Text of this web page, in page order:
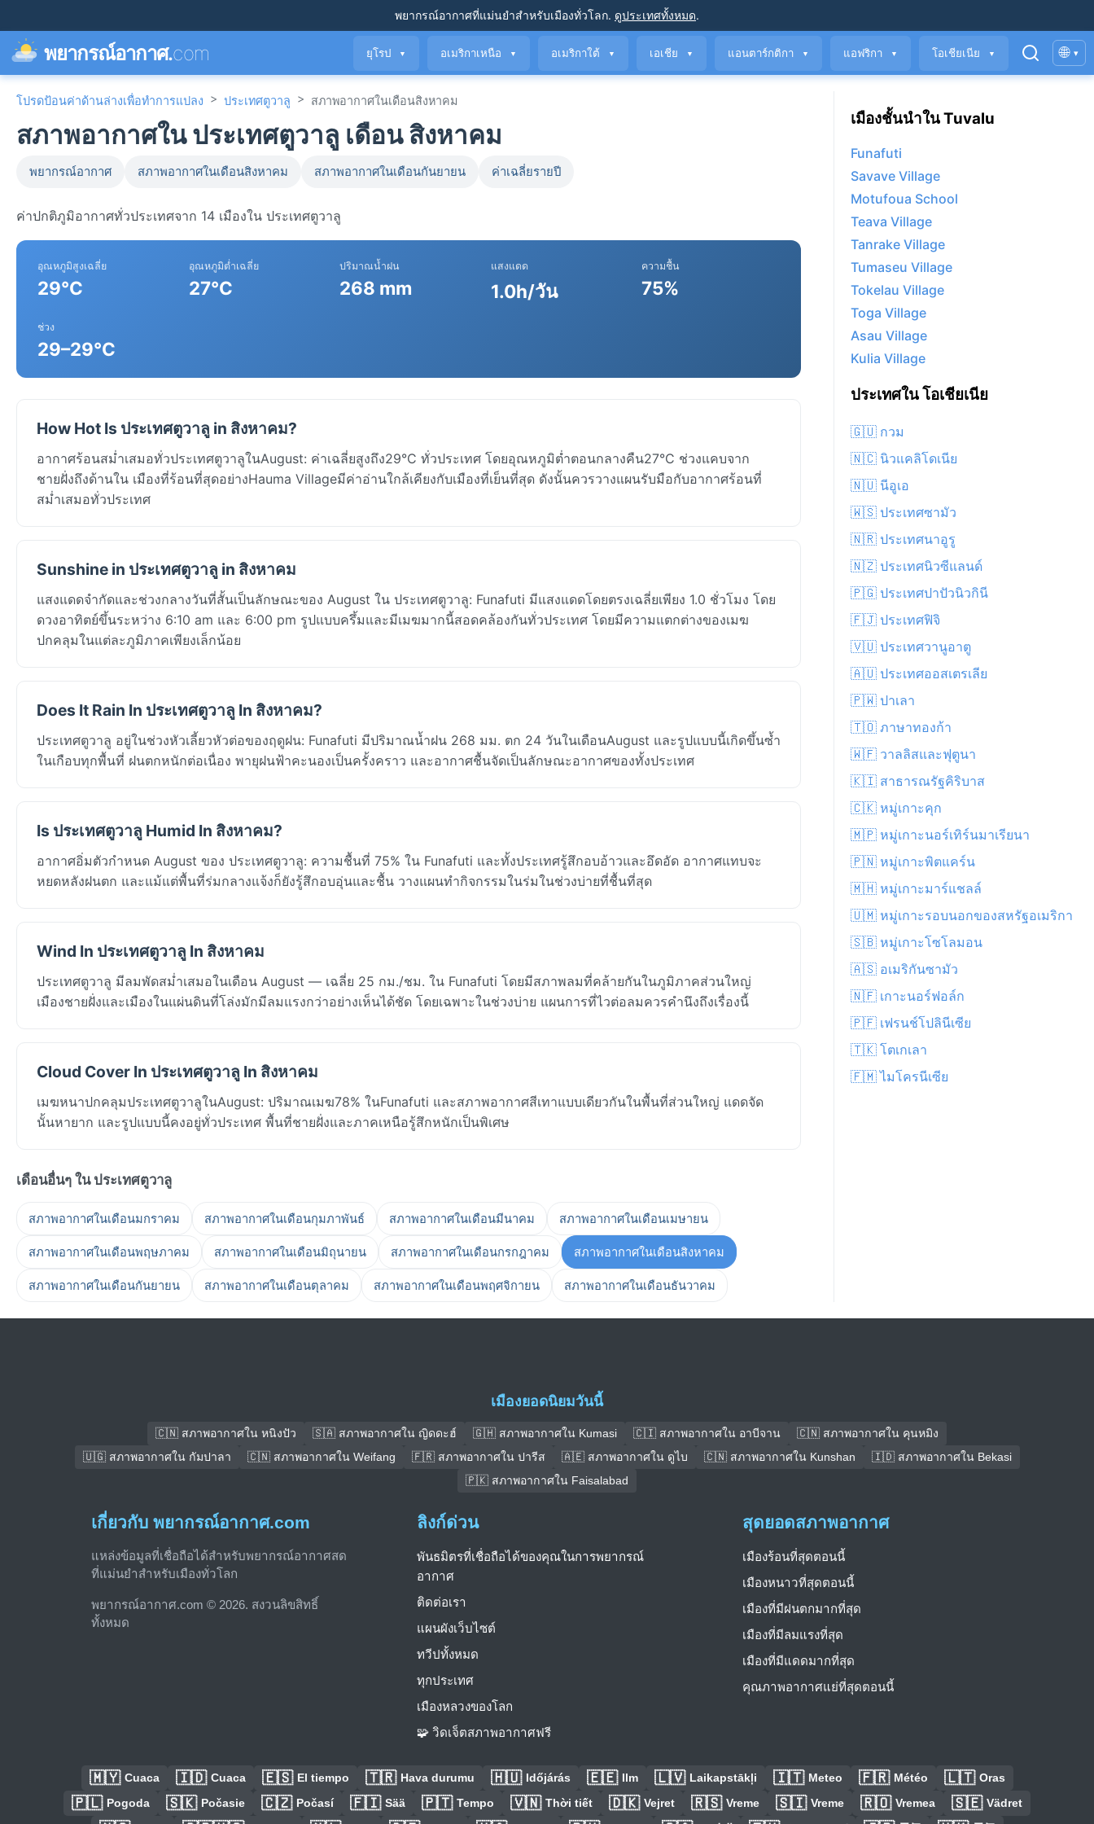
พยากรณ์อากาศที่แม่นยำสำหรับเมืองทั่วโลก. ดูประเทศทั้งหมด.
พยากรณ์อากาศ.com ยุโรป ▼ อเมริกาเหนือ ▼ อเมริกาใต้ ▼ เอเชีย ▼ แอนตาร์กติกา ▼ แอฟริกา ▼ โอเชียเนีย ▼ 🌐 ▾
โปรดป้อนค่าด้านล่างเพื่อทำการแปลง > ประเทศตูวาลู > สภาพอากาศในเดือนสิงหาคม
สภาพอากาศใน ประเทศตูวาลู เดือน สิงหาคม
พยากรณ์อากาศ สภาพอากาศในเดือนสิงหาคม สภาพอากาศในเดือนกันยายน ค่าเฉลี่ยรายปี
ค่าปกติภูมิอากาศทั่วประเทศจาก 14 เมืองใน ประเทศตูวาลู
อุณหภูมิสูงเฉลี่ย
29°C
อุณหภูมิต่ำเฉลี่ย
27°C
ปริมาณน้ำฝน
268 mm
แสงแดด
1.0h/วัน
ความชื้น
75%
ช่วง
29–29°C
How Hot Is ประเทศตูวาลู in สิงหาคม?
อากาศร้อนสม่ำเสมอทั่วประเทศตูวาลูในAugust: ค่าเฉลี่ยสูงถึง29°C ทั่วประเทศ โดยอุณหภูมิต่ำตอนกลางคืน27°C ช่วงแคบจาก
ชายฝั่งถึงด้านใน เมืองที่ร้อนที่สุดอย่างHauma Villageมีค่าอ่านใกล้เคียงกับเมืองที่เย็นที่สุด ดังนั้นควรวางแผนรับมือกับอากาศร้อนที่
สม่ำเสมอทั่วประเทศ
Sunshine in ประเทศตูวาลู in สิงหาคม
แสงแดดจำกัดและช่วงกลางวันที่สั้นเป็นลักษณะของ August ใน ประเทศตูวาลู: Funafuti มีแสงแดดโดยตรงเฉลี่ยเพียง 1.0 ชั่วโมง โดย
ดวงอาทิตย์ขึ้นระหว่าง 6:10 am และ 6:00 pm รูปแบบครึ้มและมีเมฆมากนี้สอดคล้องกันทั่วประเทศ โดยมีความแตกต่างของเมฆ
ปกคลุมในแต่ละภูมิภาคเพียงเล็กน้อย
Does It Rain In ประเทศตูวาลู In สิงหาคม?
ประเทศตูวาลู อยู่ในช่วงหัวเลี้ยวหัวต่อของฤดูฝน: Funafuti มีปริมาณน้ำฝน 268 มม. ตก 24 วันในเดือนAugust และรูปแบบนี้เกิดขึ้นซ้ำ
ในเกือบทุกพื้นที่ ฝนตกหนักต่อเนื่อง พายุฝนฟ้าคะนองเป็นครั้งคราว และอากาศชื้นจัดเป็นลักษณะอากาศของทั้งประเทศ
Is ประเทศตูวาลู Humid In สิงหาคม?
อากาศอิ่มตัวกำหนด August ของ ประเทศตูวาลู: ความชื้นที่ 75% ใน Funafuti และทั้งประเทศรู้สึกอบอ้าวและอึดอัด อากาศแทบจะ
หยดหลังฝนตก และแม้แต่พื้นที่ร่มกลางแจ้งก็ยังรู้สึกอบอุ่นและชื้น วางแผนทำกิจกรรมในร่มในช่วงบ่ายที่ชื้นที่สุด
Wind In ประเทศตูวาลู In สิงหาคม
ประเทศตูวาลู มีลมพัดสม่ำเสมอในเดือน August — เฉลี่ย 25 กม./ชม. ใน Funafuti โดยมีสภาพลมที่คล้ายกันในภูมิภาคส่วนใหญ่
เมืองชายฝั่งและเมืองในแผ่นดินที่โล่งมักมีลมแรงกว่าอย่างเห็นได้ชัด โดยเฉพาะในช่วงบ่าย แผนการที่ไวต่อลมควรคำนึงถึงเรื่องนี้
Cloud Cover In ประเทศตูวาลู In สิงหาคม
เมฆหนาปกคลุมประเทศตูวาลูในAugust: ปริมาณเมฆ78% ในFunafuti และสภาพอากาศสีเทาแบบเดียวกันในพื้นที่ส่วนใหญ่ แดดจัด
นั้นหายาก และรูปแบบนี้คงอยู่ทั่วประเทศ พื้นที่ชายฝั่งและภาคเหนือรู้สึกหนักเป็นพิเศษ
เดือนอื่นๆ ใน ประเทศตูวาลู
สภาพอากาศในเดือนมกราคม สภาพอากาศในเดือนกุมภาพันธ์ สภาพอากาศในเดือนมีนาคม สภาพอากาศในเดือนเมษายน
สภาพอากาศในเดือนพฤษภาคม สภาพอากาศในเดือนมิถุนายน สภาพอากาศในเดือนกรกฎาคม สภาพอากาศในเดือนสิงหาคม
สภาพอากาศในเดือนกันยายน สภาพอากาศในเดือนตุลาคม สภาพอากาศในเดือนพฤศจิกายน สภาพอากาศในเดือนธันวาคม
เมืองชั้นนำใน Tuvalu
Funafuti
Savave Village
Motufoua School
Teava Village
Tanrake Village
Tumaseu Village
Tokelau Village
Toga Village
Asau Village
Kulia Village
ประเทศใน โอเชียเนีย
🇬🇺 กวม
🇳🇨 นิวแคลิโดเนีย
🇳🇺 นีอูเอ
🇼🇸 ประเทศซามัว
🇳🇷 ประเทศนาอูรู
🇳🇿 ประเทศนิวซีแลนด์
🇵🇬 ประเทศปาปัวนิวกินี
🇫🇯 ประเทศฟิจิ
🇻🇺 ประเทศวานูอาตู
🇦🇺 ประเทศออสเตรเลีย
🇵🇼 ปาเลา
🇹🇴 ภาษาทองก้า
🇼🇫 วาลลิสและฟุตูนา
🇰🇮 สาธารณรัฐคิริบาส
🇨🇰 หมู่เกาะคุก
🇲🇵 หมู่เกาะนอร์เทิร์นมาเรียนา
🇵🇳 หมู่เกาะพิตแคร์น
🇲🇭 หมู่เกาะมาร์แชลล์
🇺🇲 หมู่เกาะรอบนอกของสหรัฐอเมริกา
🇸🇧 หมู่เกาะโซโลมอน
🇦🇸 อเมริกันซามัว
🇳🇫 เกาะนอร์ฟอล์ก
🇵🇫 เฟรนช์โปลินีเซีย
🇹🇰 โตเกเลา
🇫🇲 ไมโครนีเซีย
เมืองยอดนิยมวันนี้
🇨🇳 สภาพอากาศใน หนิงปัว 🇸🇦 สภาพอากาศใน ญิดดะฮ์ 🇬🇭 สภาพอากาศใน Kumasi 🇨🇮 สภาพอากาศใน อาบีจาน
🇨🇳 สภาพอากาศใน คุนหมิง
🇺🇬 สภาพอากาศใน กัมปาลา
🇨🇳 สภาพอากาศใน Weifang 🇫🇷 สภาพอากาศใน ปารีส 🇦🇪 สภาพอากาศใน ดูไบ 🇨🇳 สภาพอากาศใน Kunshan
🇮🇩 สภาพอากาศใน Bekasi
🇵🇰 สภาพอากาศใน Faisalabad
เกี่ยวกับ พยากรณ์อากาศ.com
แหล่งข้อมูลที่เชื่อถือได้สำหรับพยากรณ์อากาศสด
ที่แม่นยำสำหรับเมืองทั่วโลก
พยากรณ์อากาศ.com © 2026. สงวนลิขสิทธิ์
ทั้งหมด
ลิงก์ด่วน
พันธมิตรที่เชื่อถือได้ของคุณในการพยากรณ์
อากาศ
ติดต่อเรา
แผนผังเว็บไซต์
ทวีปทั้งหมด
ทุกประเทศ
เมืองหลวงของโลก
🧩 วิดเจ็ตสภาพอากาศฟรี
สุดยอดสภาพอากาศ
เมืองร้อนที่สุดตอนนี้
เมืองหนาวที่สุดตอนนี้
เมืองที่มีฝนตกมากที่สุด
เมืองที่มีลมแรงที่สุด
เมืองที่มีแดดมากที่สุด
คุณภาพอากาศแย่ที่สุดตอนนี้
🇲🇾 Cuaca 🇮🇩 Cuaca 🇪🇸 El tiempo 🇹🇷 Hava durumu 🇭🇺 Időjárás 🇪🇪 Ilm 🇱🇻 Laikapstākļi 🇮🇹 Meteo 🇫🇷 Météo 🇱🇹 Oras
🇵🇱 Pogoda 🇸🇰 Počasie 🇨🇿 Počasí 🇫🇮 Sää 🇵🇹 Tempo 🇻🇳 Thời tiết 🇩🇰 Vejret 🇷🇸 Vreme 🇸🇮 Vreme 🇷🇴 Vremea 🇸🇪 Vädret